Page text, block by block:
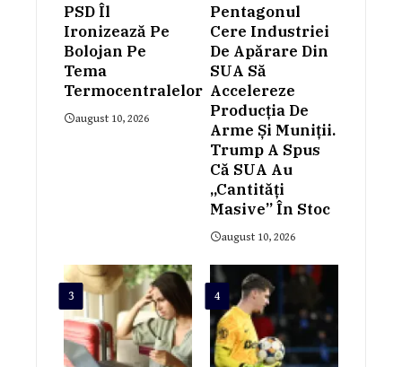
PSD Îl
Ironizează Pe
Bolojan Pe
Tema
Termocentralelor
august 10, 2026
Pentagonul
Cere Industriei
De Apărare Din
SUA Să
Accelereze
Producția De
Arme Și Muniții.
Trump A Spus
Că SUA Au
„cantități
Masive” În Stoc
august 10, 2026
3 4